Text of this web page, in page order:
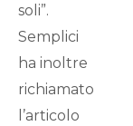
soli”.
Semplici
ha inoltre
richiamato
l’articolo